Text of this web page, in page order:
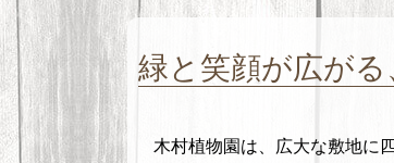
緑と笑顔が広が
木村植物園は、広大な敷地に